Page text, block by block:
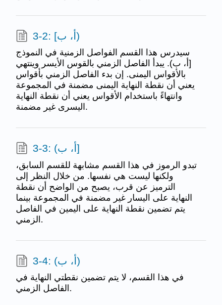
3-2: [أ، ب)
سيدرس هذا القسم الفواصل الزمنية في النموذج
[أ، ب). يبدأ الفاصل الزمني بالقوس الأيسر وينتهي
بالأقواس اليمنى. إن بدء الفاصل الزمني بأقواس
يعني أن نقطة النهاية اليمنى مضمنة في المجموعة
وانتهاءً باستخدام الأقواس يعني أن نقطة النهاية
اليسرى غير مضمنة.
3-3: (أ، ب]
تبدو الرموز في هذا القسم مشابهة للقسم السابق،
ولكنها ليست هي نفسها. من خلال النظر إلى
الترميز عن قرب، يصبح من الواضح أن نقطة
النهاية على اليسار غير مضمنة في المجموعة بينما
يتم تضمين نقطة النهاية على اليمين في الفاصل
الزمني.
3-4: (أ، ب)
في هذا القسم، لا يتم تضمين نقطتي النهاية في
الفاصل الزمني.